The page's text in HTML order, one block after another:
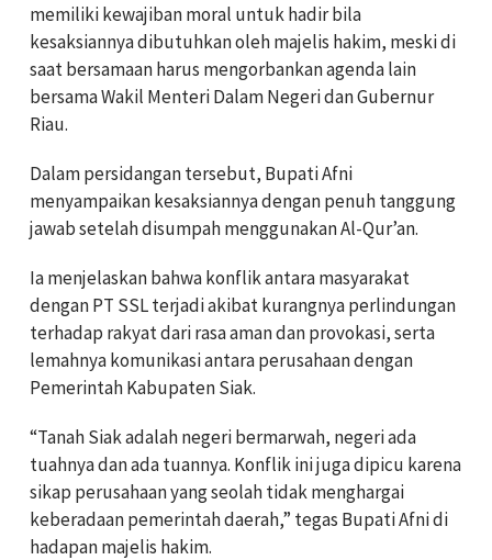
memiliki kewajiban moral untuk hadir bila
kesaksiannya dibutuhkan oleh majelis hakim, meski di
saat bersamaan harus mengorbankan agenda lain
bersama Wakil Menteri Dalam Negeri dan Gubernur
Riau.
Dalam persidangan tersebut, Bupati Afni
menyampaikan kesaksiannya dengan penuh tanggung
jawab setelah disumpah menggunakan Al-Qur’an.
Ia menjelaskan bahwa konflik antara masyarakat
dengan PT SSL terjadi akibat kurangnya perlindungan
terhadap rakyat dari rasa aman dan provokasi, serta
lemahnya komunikasi antara perusahaan dengan
Pemerintah Kabupaten Siak.
“Tanah Siak adalah negeri bermarwah, negeri ada
tuahnya dan ada tuannya. Konflik ini juga dipicu karena
sikap perusahaan yang seolah tidak menghargai
keberadaan pemerintah daerah,” tegas Bupati Afni di
hadapan majelis hakim.